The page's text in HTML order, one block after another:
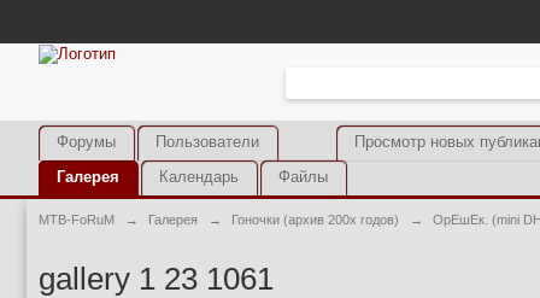
Просмотр новых
Форумы
Пользователи
Галерея
Календарь Файлы
MTB-FoRuM → Галерея → Гоночки (архив 200х годов) → ОрЕшЕк. (mini
gallery 1 23 1061